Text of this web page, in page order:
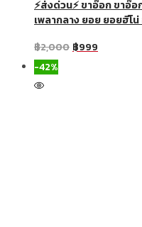
⚡ส่งด่วน⚡ ขาอ๊อก ขา
เพลากลาง ยอย ยอยฮีโน่
฿2,000 ฿999
-42%